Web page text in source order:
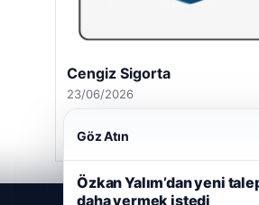
Cengiz Sigorta
23/06/2026
Göz Atın
Özkan Yalım’dan yeni
daha vermek istedi